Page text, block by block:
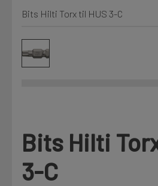
Annet
Fag
Prislister
Firmainformasjon
LOGG UT
Bits Hilti Torx til HUS 3-C
Bits Hilti
3-C